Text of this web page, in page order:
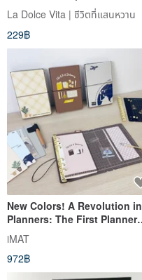
iMAT Travel Mini Cutting Set
with Utility Knife
La Dolce Vita | ชีวิตที่แสนหวาน
229฿
New Colors! A Revolution in
Planners: The First Planner
with a Built-in Cutting Mat -
iMAT Creative Companion
Planner Set
iMAT
972฿